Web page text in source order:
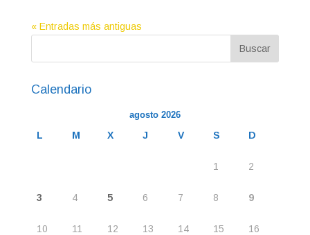
« Entradas más antiguas
Calendario
agosto 2026
L M X J V S D
1 2
3 4 5 6 7 8 9
10 11 12 13 14 15 16